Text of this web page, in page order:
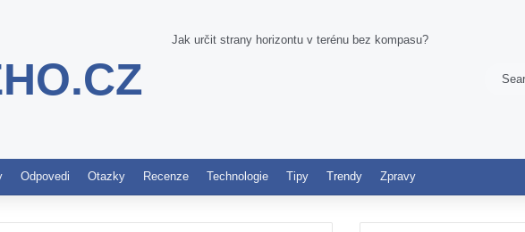
Jak určit strany horizontu v terénu bez kompasu?
Switch
Odpovedi Otazky Recenze Technologie Tipy Trendy Zpravy